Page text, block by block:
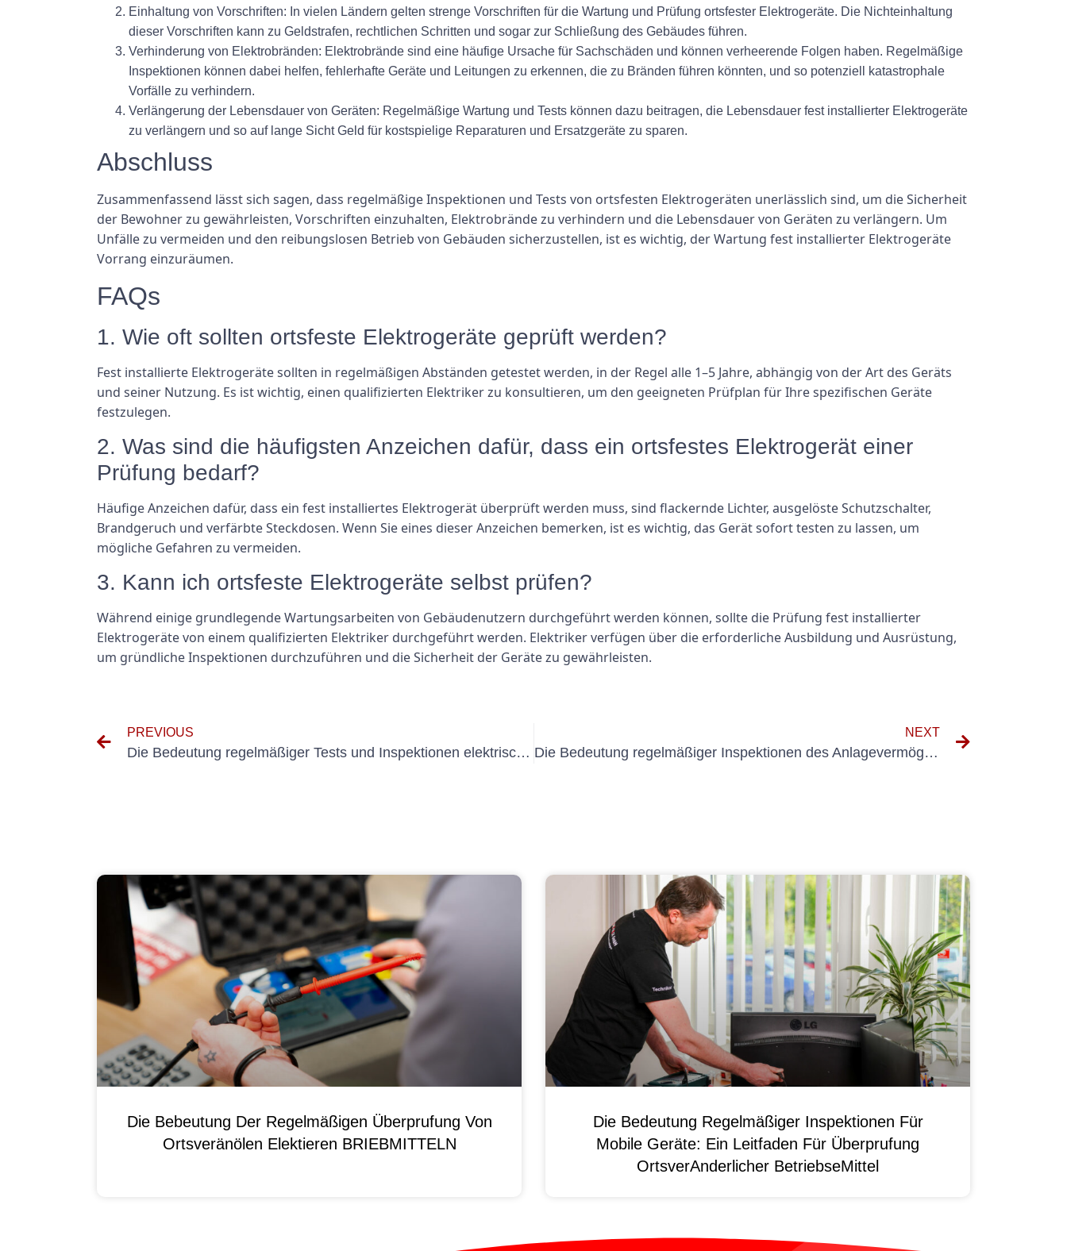
Einhaltung von Vorschriften: In vielen Ländern gelten strenge Vorschriften für die Wartung und Prüfung ortsfester Elektrogeräte. Die Nichteinhaltung
dieser Vorschriften kann zu Geldstrafen, rechtlichen Schritten und sogar zur Schließung des Gebäudes führen.
Verhinderung von Elektrobränden: Elektrobrände sind eine häufige Ursache für Sachschäden und können verheerende Folgen haben. Regelmäßige
Inspektionen können dabei helfen, fehlerhafte Geräte und Leitungen zu erkennen, die zu Bränden führen könnten, und so potenziell katastrophale
Vorfälle zu verhindern.
Verlängerung der Lebensdauer von Geräten: Regelmäßige Wartung und Tests können dazu beitragen, die Lebensdauer fest installierter Elektrogeräte
zu verlängern und so auf lange Sicht Geld für kostspielige Reparaturen und Ersatzgeräte zu sparen.
Abschluss
Zusammenfassend lässt sich sagen, dass regelmäßige Inspektionen und Tests von ortsfesten Elektrogeräten unerlässlich sind, um die Sicherheit
der Bewohner zu gewährleisten, Vorschriften einzuhalten, Elektrobrände zu verhindern und die Lebensdauer von Geräten zu verlängern. Um
Unfälle zu vermeiden und den reibungslosen Betrieb von Gebäuden sicherzustellen, ist es wichtig, der Wartung fest installierter Elektrogeräte
Vorrang einzuräumen.
FAQs
1. Wie oft sollten ortsfeste Elektrogeräte geprüft werden?
Fest installierte Elektrogeräte sollten in regelmäßigen Abständen getestet werden, in der Regel alle 1–5 Jahre, abhängig von der Art des Geräts
und seiner Nutzung. Es ist wichtig, einen qualifizierten Elektriker zu konsultieren, um den geeigneten Prüfplan für Ihre spezifischen Geräte
festzulegen.
2. Was sind die häufigsten Anzeichen dafür, dass ein ortsfestes Elektrogerät einer
Prüfung bedarf?
Häufige Anzeichen dafür, dass ein fest installiertes Elektrogerät überprüft werden muss, sind flackernde Lichter, ausgelöste Schutzschalter,
Brandgeruch und verfärbte Steckdosen. Wenn Sie eines dieser Anzeichen bemerken, ist es wichtig, das Gerät sofort testen zu lassen, um
mögliche Gefahren zu vermeiden.
3. Kann ich ortsfeste Elektrogeräte selbst prüfen?
Während einige grundlegende Wartungsarbeiten von Gebäudenutzern durchgeführt werden können, sollte die Prüfung fest installierter
Elektrogeräte von einem qualifizierten Elektriker durchgeführt werden. Elektriker verfügen über die erforderliche Ausbildung und Ausrüstung,
um gründliche Inspektionen durchzuführen und die Sicherheit der Geräte zu gewährleisten.
PREVIOUS
Die Bedeutung regelmäßiger Tests und Inspektionen elektrischer Geräte
NEXT
Die Bedeutung regelmäßiger Inspektionen des Anlagevermögens
Die Bebeutung Der Regelmäßigen Überprufung Von
Ortsveränölen Elektieren BRIEBMITTELN
Die Bedeutung Regelmäßiger Inspektionen Für
Mobile Geräte: Ein Leitfaden Für Überprufung
OrtsverAnderlicher BetriebseMittel